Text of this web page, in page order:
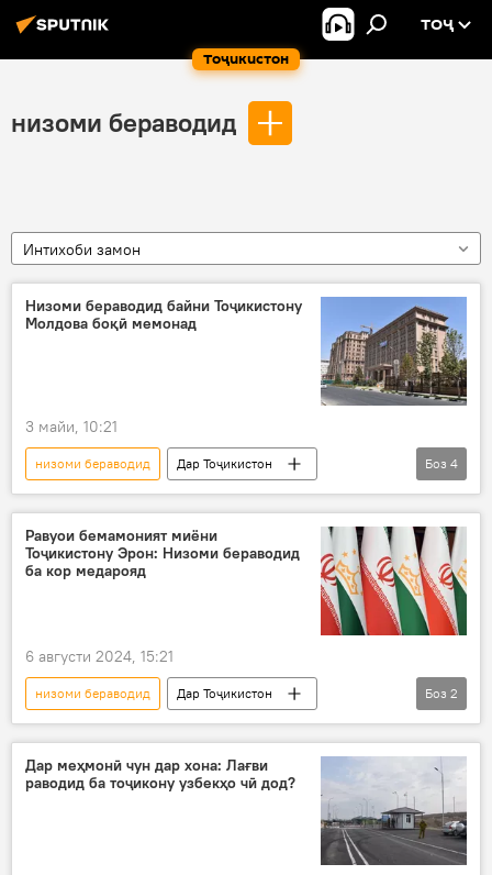
Тоҷикистон
ТОҶ
низоми бераводид
Интихоби замон
Низоми бераводид байни Тоҷикистону
Молдова боқӣ мемонад
3 майи, 10:21
низоми бераводид
Дар Тоҷикистон
Молдова
раводид
Сиёсат
ВУХ-и Тоҷикистон
Боз 4
Равуои бемамоният миёни
Тоҷикистону Эрон: Низоми бераводид
ба кор медарояд
6 августи 2024, 15:21
низоми бераводид
Дар Тоҷикистон
Эрон
ҳамкорӣ раводид
Боз 2
Дар меҳмонӣ чун дар хона: Лағви
раводид ба тоҷикону узбекҳо чӣ дод?